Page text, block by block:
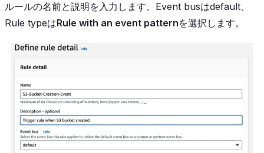
ルールの名前と説明を入力します。Event busはdefault、
Rule typeはRule with an event patternを選択します。